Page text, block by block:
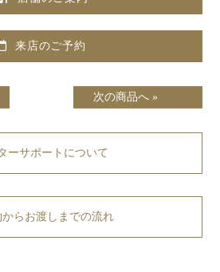
来店のご予約
次の商品へ »
ーサポートについて
からお渡しまでの流れ